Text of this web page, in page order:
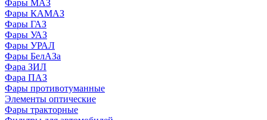
Фары МАЗ
Фары КАМАЗ
Фары ГАЗ
Фары УАЗ
Фары УРАЛ
Фары БелАЗа
Фара ЗИЛ
Фара ПАЗ
Фары противотуманные
Элементы оптические
Фары тракторные